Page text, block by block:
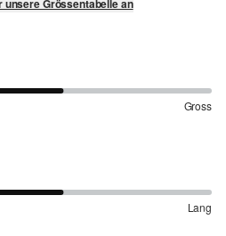
Gross
Lang